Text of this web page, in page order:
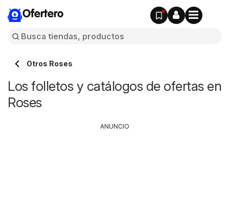
Ofertero
Otros Roses
Los folletos y catálogos de ofertas en
Roses
ANUNCIO